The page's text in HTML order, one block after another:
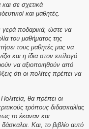
σε σχετικά
και μαθητές.
γερά ποδαρικά, ώστε να
του μαθήματος της
τους μαθητές μας να
και η ίδια στον επίλογό
να αξιοποιηθούν από
ότι οι πολίτες πρέπει να
θα πρέπει οι
τρόπους διδασκαλίας
το έκαναν και
Και, το βιβλίο αυτό